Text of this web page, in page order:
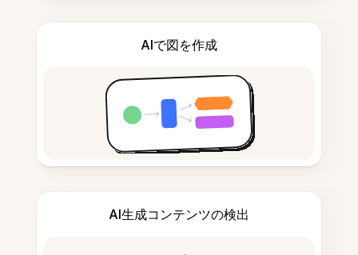
AIで図を作成
AI生成コンテンツの検出